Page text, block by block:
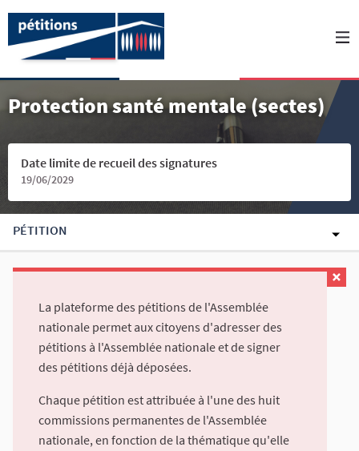
Protection santé mentale (sectes)
Date limite de recueil des signatures
19/06/2029
PÉTITION
La plateforme des pétitions de l'Assemblée
nationale permet aux citoyens d'adresser des
pétitions à l'Assemblée nationale et de signer
des pétitions déjà déposées.
Chaque pétition est attribuée à l'une des huit
commissions permanentes de l'Assemblée
nationale, en fonction de la thématique qu'elle